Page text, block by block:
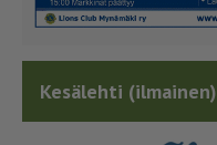
Kesälehti (ilmainen)